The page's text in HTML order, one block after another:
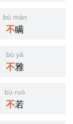
bù mán
不瞒
bù yǎ
不雅
bù ruò
不若